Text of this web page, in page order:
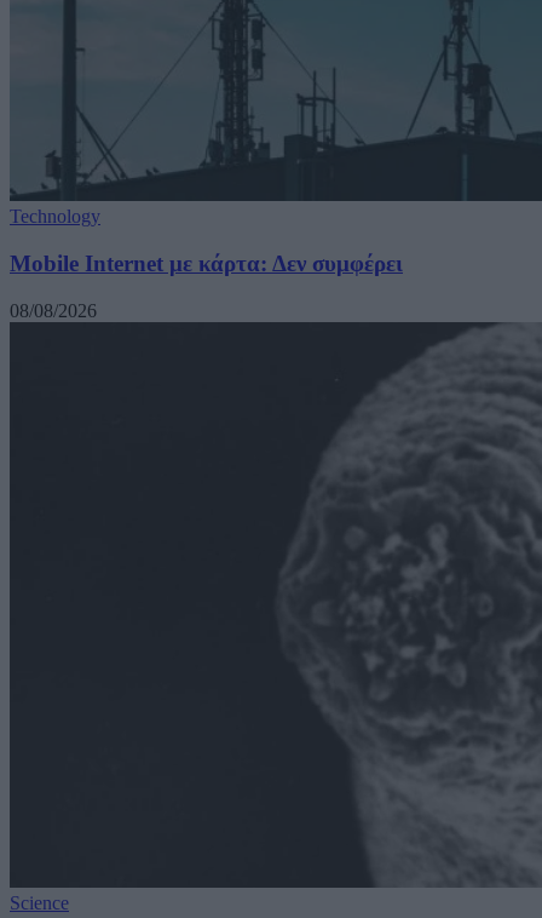
Technology
Mobile Internet με κάρτα: Δεν συμφέρει
08/08/2026
Science